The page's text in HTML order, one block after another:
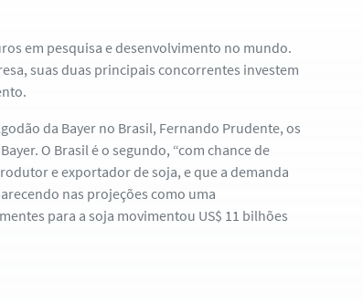
em pesquisa e desenvolvimento no mundo.
suas duas principais concorrentes investem
da Bayer no Brasil, Fernando Prudente, os
O Brasil é o segundo, “com chance de
e exportador de soja, e que a demanda
nas projeções como uma
para a soja movimentou US$ 11 bilhões